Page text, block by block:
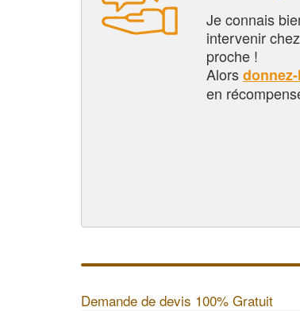
Je connais
intervenir
proche !
Alors
en
Demande de devis 100% Gratuit